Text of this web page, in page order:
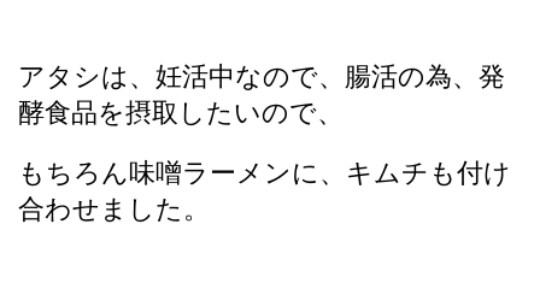
アタシは、妊活中なので、腸活の為、発
酵食品を摂取したいので、
もちろん味噌ラーメンに、キムチも付け
合わせました。